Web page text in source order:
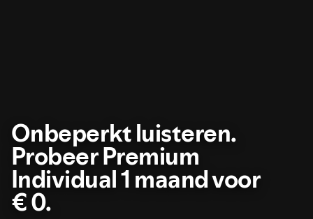
Onbeperkt luisteren.
Probeer Premium
Individual 1 maand voor
€ 0.